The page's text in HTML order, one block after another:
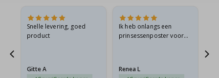
Snelle levering, goed
product
Gitte A
Ik heb onlangs een
prinsessenposter voor
licht…
Renea L